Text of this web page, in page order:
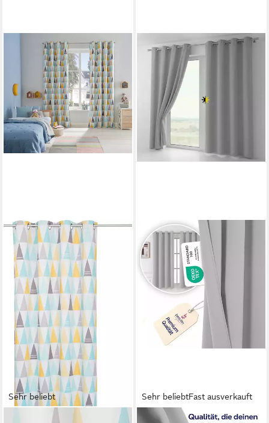
Sehr beliebt
OTTO HOME
Sehr beliebtFast ausverkauft
BEAUTEX